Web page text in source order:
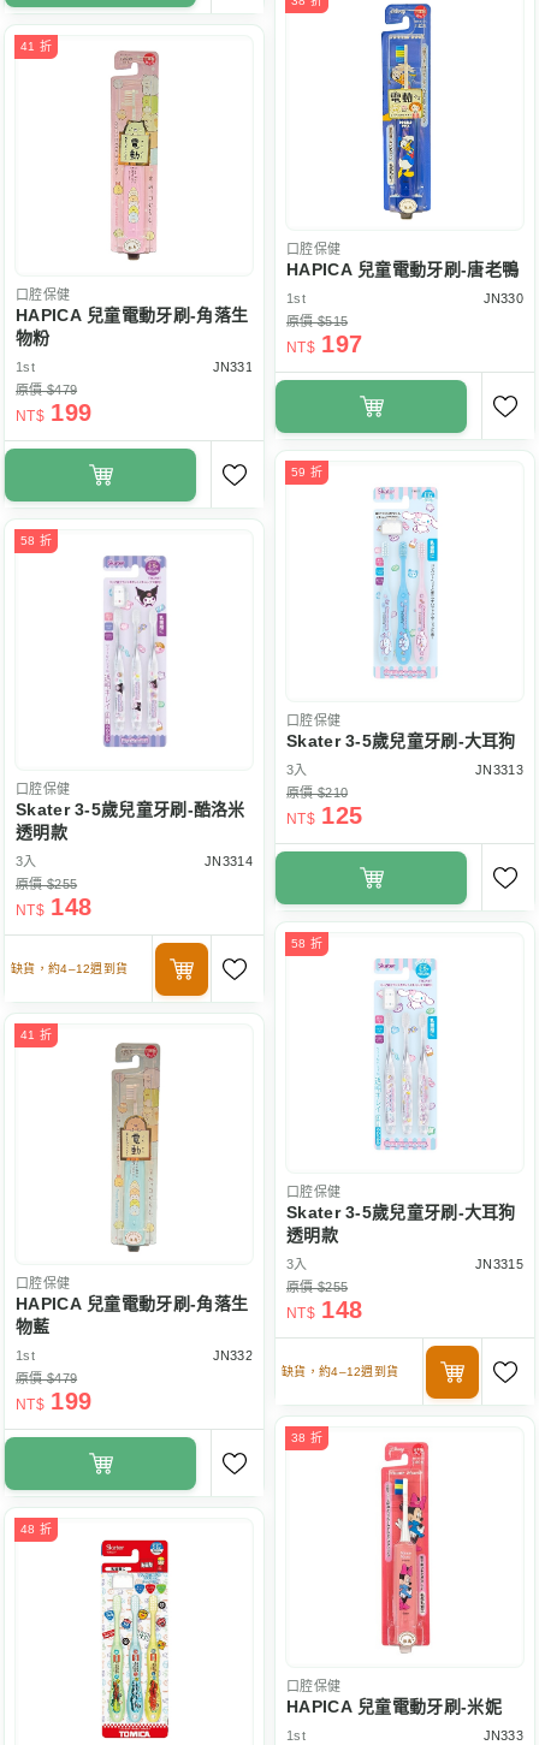
口腔保健
HAPICA 兒童電動牙刷-唐老鴨
1st
JN330
原價 $515
NT$ 197
41 折
口腔保健
HAPICA 兒童電動牙刷-角落生
物粉
1st
JN331
原價 $479
NT$ 199
59 折
口腔保健
Skater 3-5歲兒童牙刷-大耳狗
3入
JN3313
原價 $210
NT$ 125
58 折
口腔保健
Skater 3-5歲兒童牙刷-酷洛米
透明款
3入
JN3314
原價 $255
NT$ 148
缺貨，約4–12週到貨
58 折
口腔保健
Skater 3-5歲兒童牙刷-大耳狗
透明款
3入
JN3315
原價 $255
NT$ 148
缺貨，約4–12週到貨
41 折
口腔保健
HAPICA 兒童電動牙刷-角落生
物藍
1st
JN332
原價 $479
NT$ 199
38 折
口腔保健
HAPICA 兒童電動牙刷-米妮
1st
JN333
48 折